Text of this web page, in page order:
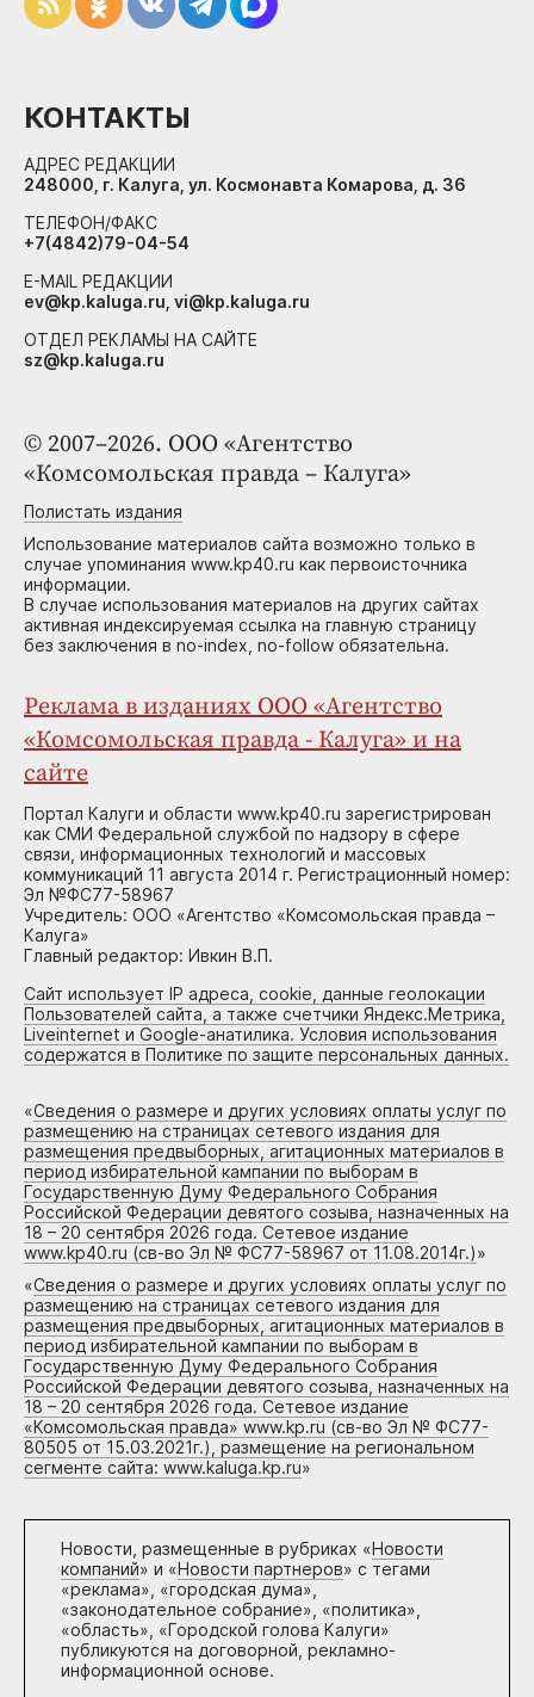
© 2007–2026. ООО «Агентство
«Комсомольская правда – Калуга»
Полистать издания
Использование материалов сайта возможно только в
случае упоминания www.kp40.ru как первоисточника
информации.
В случае использования материалов на других сайтах
активная индексируемая ссылка на главную страницу
без заключения в no-index, no-follow обязательна.
Реклама в изданиях ООО «Агентство
«Комсомольская правда - Калуга» и на
сайте
Портал Калуги и области www.kp40.ru зарегистрирован
как СМИ Федеральной службой по надзору в сфере
связи, информационных технологий и массовых
коммуникаций 11 августа 2014 г. Регистрационный номер:
Эл №ФС77-58967
Учредитель: ООО «Агентство «Комсомольская правда –
Калуга»
Главный редактор: Ивкин В.П.
Сайт использует IP адреса, cookie, данные геолокации
Пользователей сайта, а также счетчики Яндекс.Метрика,
Liveinternet и Google-анатилика. Условия использования
содержатся в Политике по защите персональных данных.
«Сведения о размере и других условиях оплаты услуг по
размещению на страницах сетевого издания для
размещения предвыборных, агитационных материалов в
период избирательной кампании по выборам в
Государственную Думу Федерального Собрания
Российской Федерации девятого созыва, назначенных на
18 – 20 сентября 2026 года. Сетевое издание
www.kp40.ru (св-во Эл № ФС77-58967 от 11.08.2014г.)»
«Сведения о размере и других условиях оплаты услуг по
размещению на страницах сетевого издания для
размещения предвыборных, агитационных материалов в
период избирательной кампании по выборам в
Государственную Думу Федерального Собрания
Российской Федерации девятого созыва, назначенных на
18 – 20 сентября 2026 года. Сетевое издание
«Комсомольская правда» www.kp.ru (св-во Эл № ФС77-
80505 от 15.03.2021г.), размещение на региональном
сегменте сайта: www.kaluga.kp.ru»
Новости, размещенные в рубриках «Новости
компаний» и «Новости партнеров» с тегами
«реклама», «городская дума»,
«законодательное собрание», «политика»,
«область», «Городской голова Калуги»
публикуются на договорной, рекламно-
информационной основе.
КОНТАКТЫ
АДРЕС РЕДАКЦИИ
248000, г. Калуга, ул. Космонавта Комарова, д. 36
ТЕЛЕФОН/ФАКС
+7(4842)79-04-54
E-MAIL РЕДАКЦИИ
ev@kp.kaluga.ru, vi@kp.kaluga.ru
ОТДЕЛ РЕКЛАМЫ НА САЙТЕ
sz@kp.kaluga.ru